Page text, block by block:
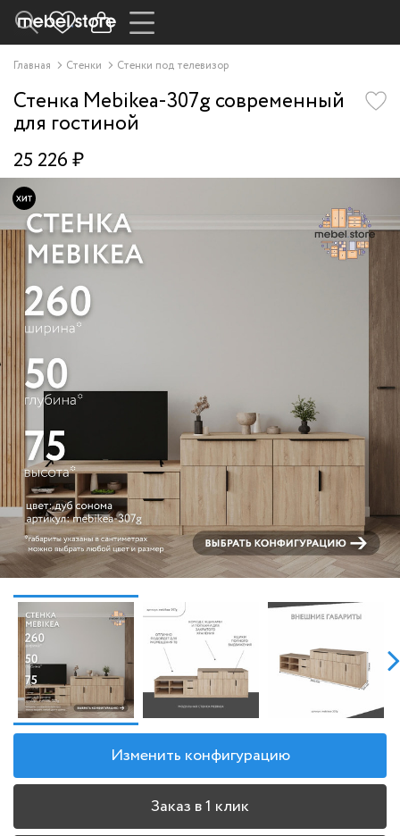
Главная Стенки Стенки под телевизор
Стенка Mebikea-307g современный
для гостиной
25 226 ₽
Изменить конфигурацию
Заказ в 1 клик